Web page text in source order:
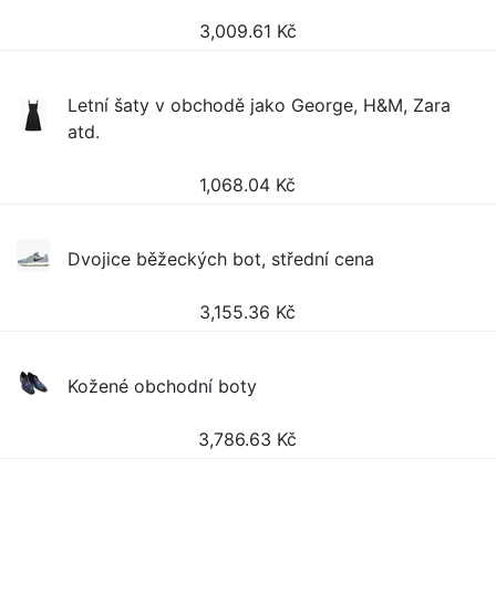
3,009.61 Kč
Letní šaty v obchodě jako George, H&M, Zara
atd.
1,068.04 Kč
Dvojice běžeckých bot, střední cena
3,155.36 Kč
Kožené obchodní boty
3,786.63 Kč